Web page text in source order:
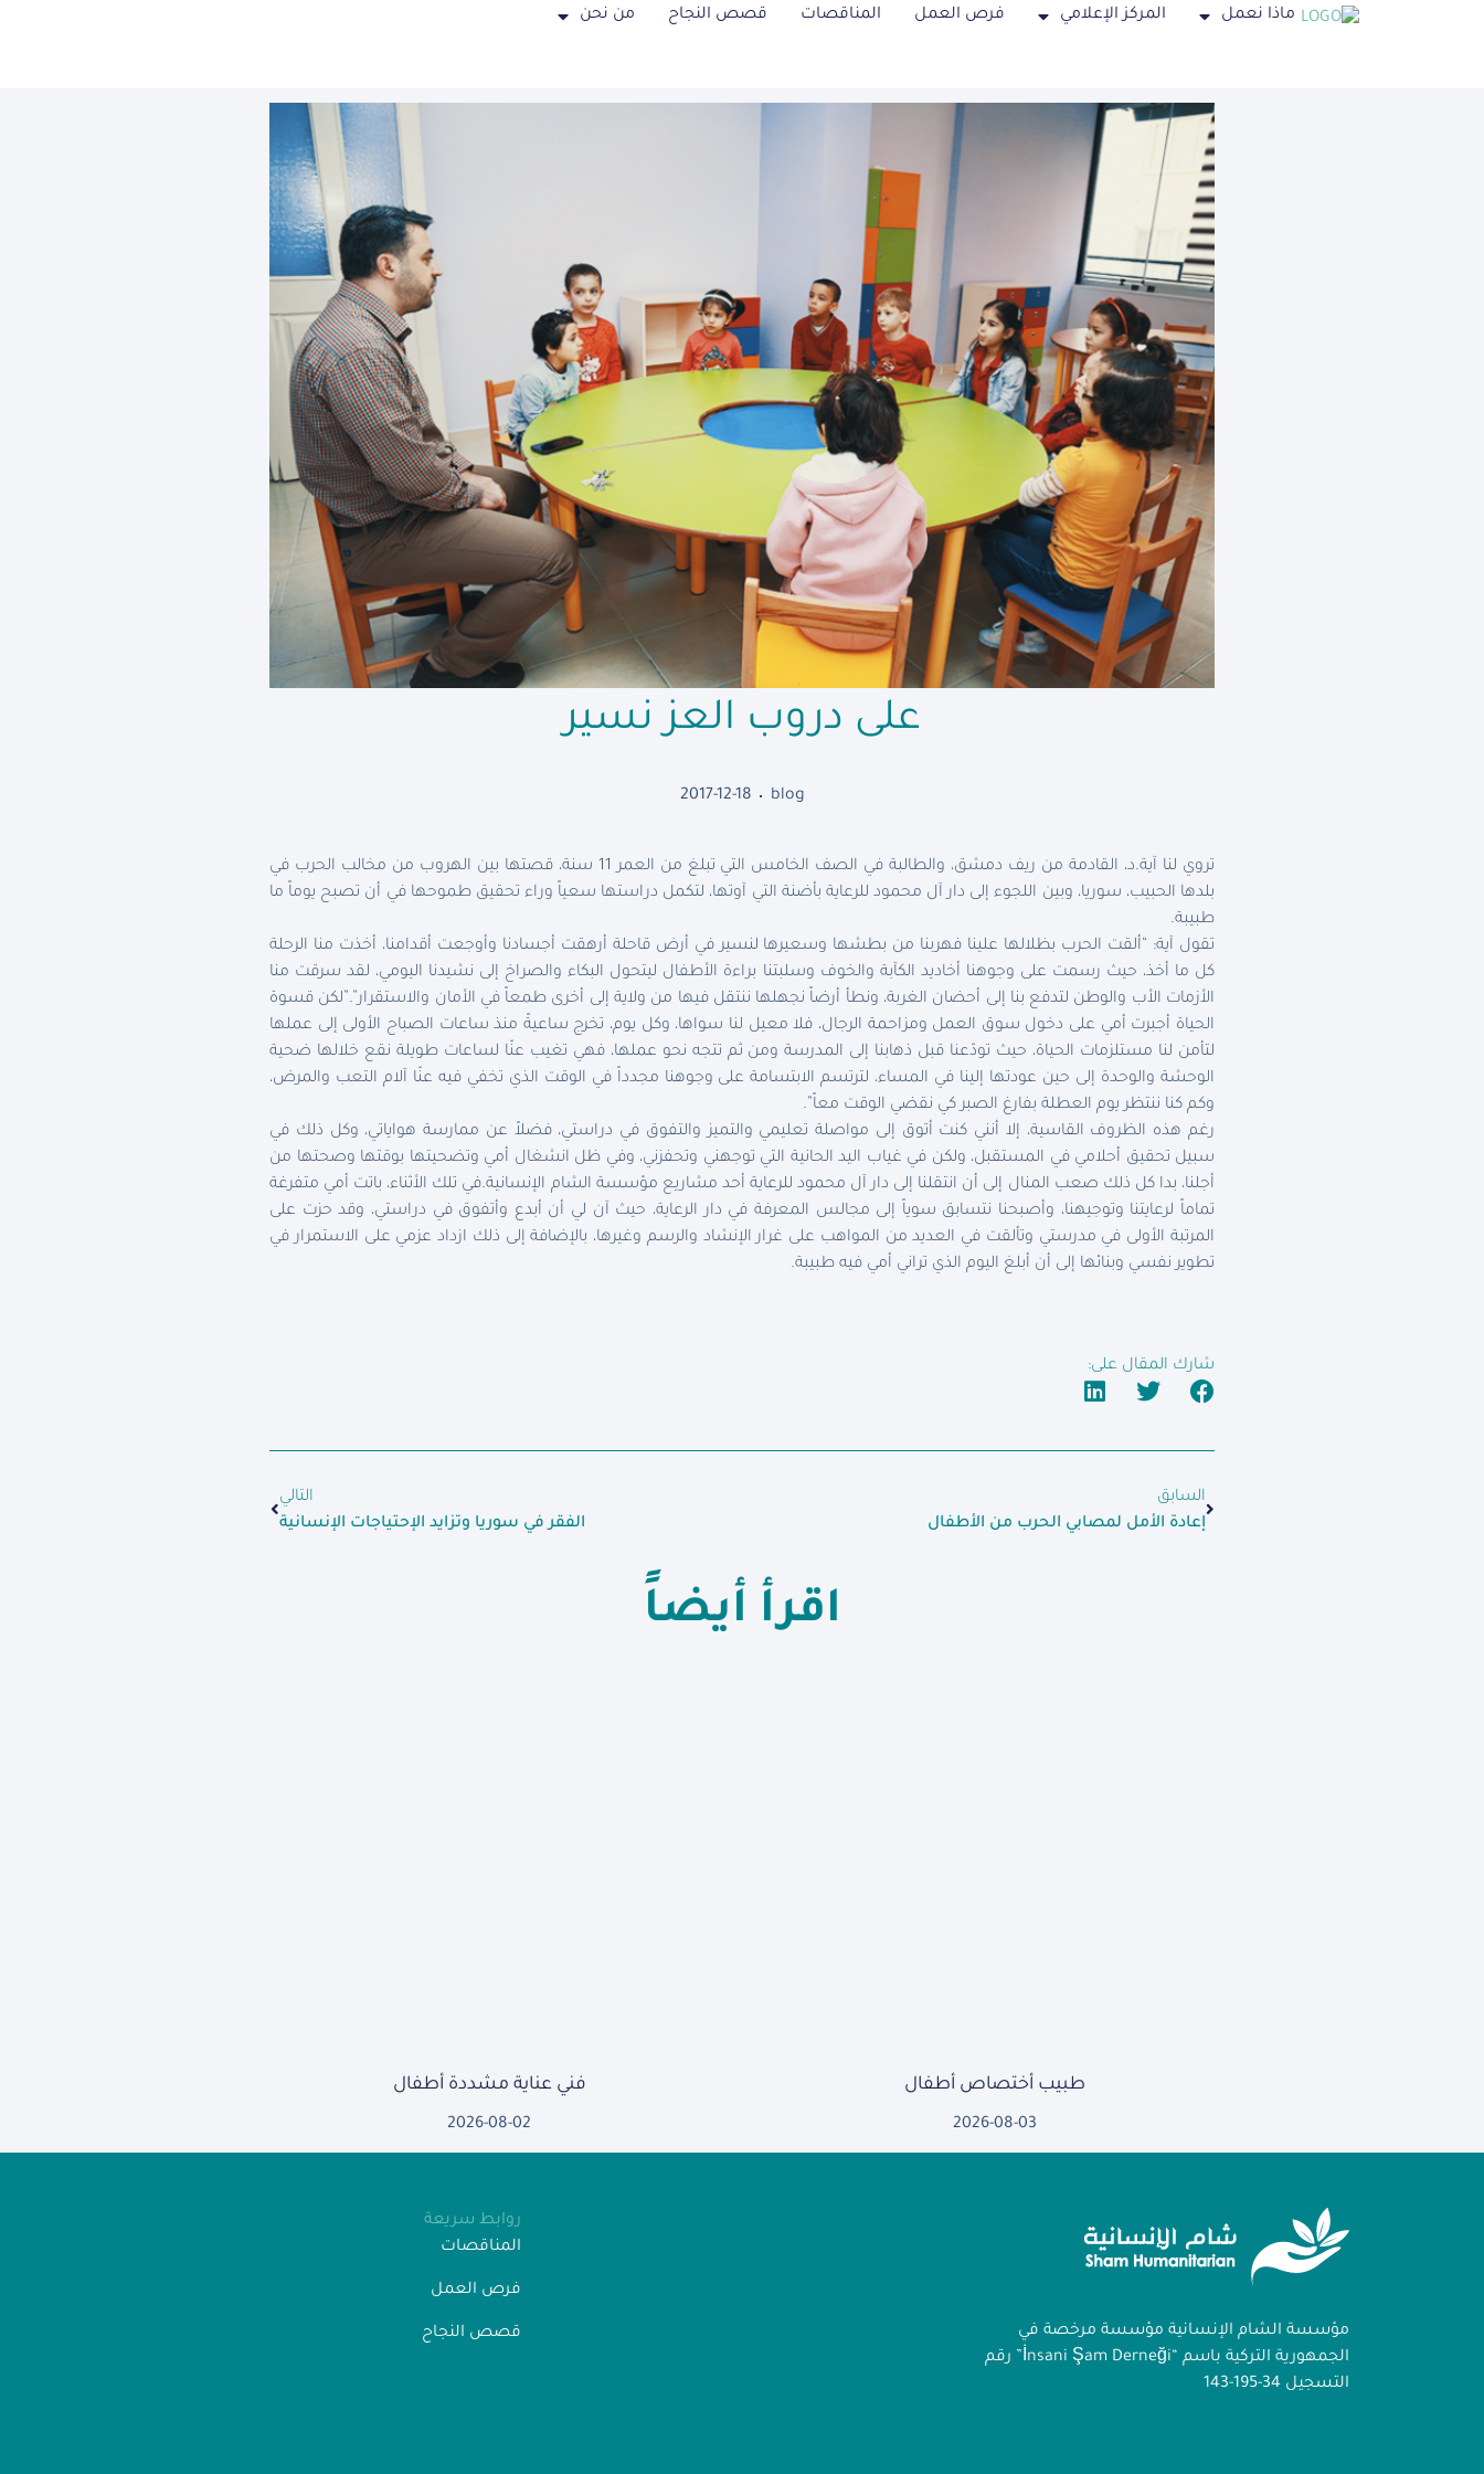
ماذا نعمل المركز الإعلامي فرص العمل المناقصات قصص النجاح من نحن
على دروب العز نسير
blog
2017-12-18
تروي لنا آية.د، القادمة من ريف دمشق، والطالبة في الصف الخامس التي تبلغ من العمر 11 سنة، قصتها بين الهروب من مخالب الحرب في
بلدها الحبيب، سوريا، وبين اللجوء إلى دار آل محمود للرعاية بأضنة التي آوتها، لتكمل دراستها سعياً وراء تحقيق طموحها في أن تصبح يوماً ما
طبيبة.
تقول آية: “ألقت الحرب بظلالها علينا فهربنا من بطشها وسعيرها لنسير في أرض قاحلة أرهقت أجسادنا وأوجعت أقدامنا، أخذت منا الرحلة
كل ما أخذ، حيث رسمت على وجوهنا أخاديد الكآبة والخوف وسلبتنا براءة الأطفال ليتحول البكاء والصراخ إلى نشيدنا اليومي، لقد سرقت منا
الأزمات الأب والوطن لتدفع بنا إلى أحضان الغربة، ونطأ أرضاً نجهلها ننتقل فيها من ولاية إلى أخرى طمعاً في الأمان والاستقرار”.”لكن قسوة
الحياة أجبرت أمي على دخول سوق العمل ومزاحمة الرجال، فلا معيل لنا سواها، وكل يوم، تخرج ساعيةً منذ ساعات الصباح الأولى إلى عملها
لتأمن لنا مستلزمات الحياة، حيث تودّعنا قبل ذهابنا إلى المدرسة ومن ثم تتجه نحو عملها، فهي تغيب عنّا لساعات طويلة نقع خلالها ضحية
الوحشة والوحدة إلى حين عودتها إلينا في المساء، لترتسم الابتسامة على وجوهنا مجدداً في الوقت الذي تخفي فيه عنّا آلام التعب والمرض،
وكم كنا ننتظر يوم العطلة بفارغ الصبر كي نقضي الوقت معاً”.
رغم هذه الظروف القاسية، إلا أنني كنت أتوق إلى مواصلة تعليمي والتميز والتفوق في دراستي، فضلاً عن ممارسة هواياتي، وكل ذلك في
سبيل تحقيق أحلامي في المستقبل، ولكن في غياب اليد الحانية التي توجهني وتحفزني، وفي ظل انشغال أمي وتضحيتها بوقتها وصحتها من
أجلنا، بدا كل ذلك صعب المنال إلى أن انتقلنا إلى دار آل محمود للرعاية أحد مشاريع مؤسسة الشام الإنسانية.في تلك الأثناء، باتت أمي متفرغة
تماماً لرعايتنا وتوجيهنا، وأصبحنا نتسابق سوياً إلى مجالس المعرفة في دار الرعاية، حيث آن لي أن أبدع وأتفوق في دراستي، وقد حزت على
المرتبة الأولى في مدرستي وتألقت في العديد من المواهب على غرار الإنشاد والرسم وغيرها، بالإضافة إلى ذلك ازداد عزمي على الاستمرار في
تطوير نفسي وبنائها إلى أن أبلغ اليوم الذي تراني أمي فيه طبيبة.
شارك المقال على:
السابق
إعادة الأمل لمصابي الحرب من الأطفال
التالي
الفقر في سوريا وتزايد الإحتياجات الإنسانية
اقرأ أيضاً
طبيب أختصاص أطفال
2026-08-03
فني عناية مشددة أطفال
2026-08-02
مؤسسة الشام الإنسانية مؤسسة مرخصة في
الجمهورية التركية باسم “İnsani Şam Derneği” رقم
التسجيل 34-195-143
روابط سريعة
المناقصات
فرص العمل
قصص النجاح